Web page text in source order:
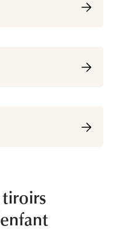
tiroirs